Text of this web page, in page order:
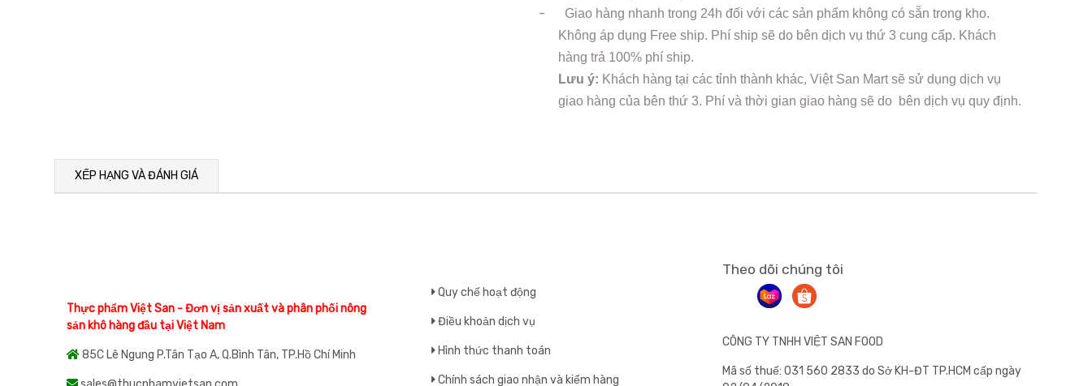
-
Giao hàng nhanh trong 24h đối với các sản phẩm không có sẵn trong kho.
Không áp dụng Free ship. Phí ship sẽ do bên dịch vụ thứ 3 cung cấp. Khách
hàng trả 100% phí ship.
Lưu ý: Khách hàng tại các tỉnh thành khác, Việt San Mart sẽ sử dụng dịch vụ
giao hàng của bên thứ 3. Phí và thời gian giao hàng sẽ do bên dịch vụ quy định.
XẾP HẠNG VÀ ĐÁNH GIÁ
Thực phẩm Việt San - Đơn vị sản xuất và phân phối nông
sản khô hàng đầu tại Việt Nam
85C Lê Ngung P.Tân Tạo A, Q.Bình Tân, TP.Hồ Chí Minh
Quy chế hoạt động
Điều khoản dịch vụ
Hình thức thanh toán
Chính sách giao nhận và kiểm hàng
Theo dõi chúng tôi
CÔNG TY TNHH VIỆT SAN FOOD
Mã số thuế: 031 560 2833 do Sở KH-ĐT TP.HCM cấp ngày